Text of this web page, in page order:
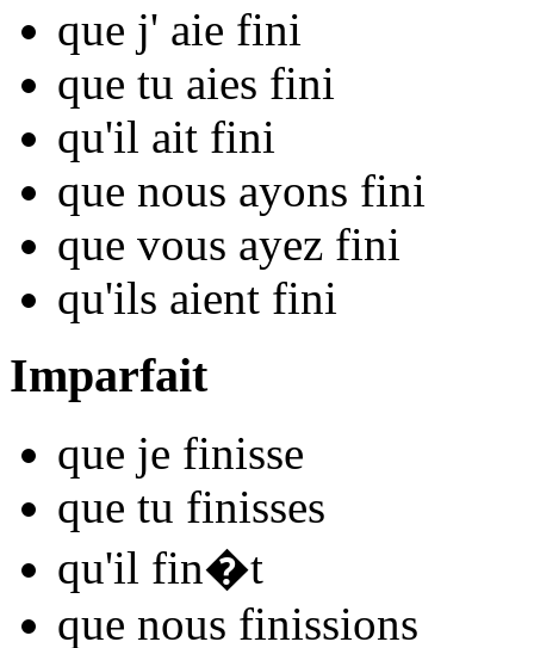
que j' aie fini
que tu aies fini
qu'il ait fini
que nous ayons fini
que vous ayez fini
qu'ils aient fini
Imparfait
que je finisse
que tu finisses
qu'il fin�t
que nous finissions